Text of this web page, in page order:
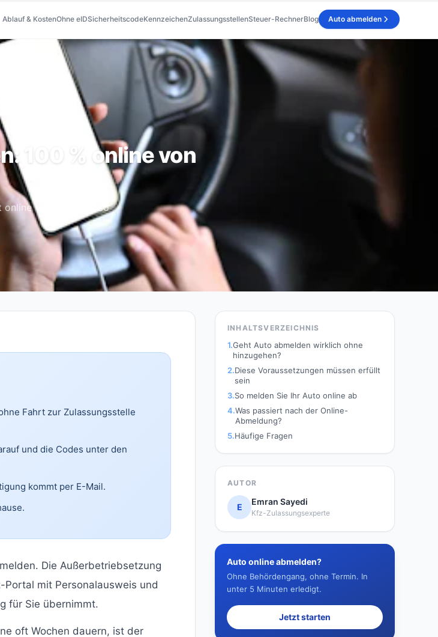
Ablauf & KostenOhne eIDSicherheitscodeKennzeichenZulassungsstellenSteuer-RechnerBlog Auto abmelden
100 % online von
von zuhause. So
Fahrt zur Zulassungsstelle
und die Codes unter den
kommt per E-Mail.
Die Außerbetriebsetzung
mit Personalausweis und
für Sie übernimmt.
oft Wochen dauern, ist der
INHALTSVERZEICHNIS
1.Geht Auto abmelden wirklich ohne
hinzugehen?
2.Diese Voraussetzungen müssen erfüllt
sein
3.So melden Sie Ihr Auto online ab
4.Was passiert nach der Online-
Abmeldung?
5.Häufige Fragen
AUTOR
E
Emran Sayedi
Kfz-Zulassungsexperte
Auto online abmelden?
Ohne Behördengang, ohne Termin. In
unter 5 Minuten erledigt.
Jetzt starten